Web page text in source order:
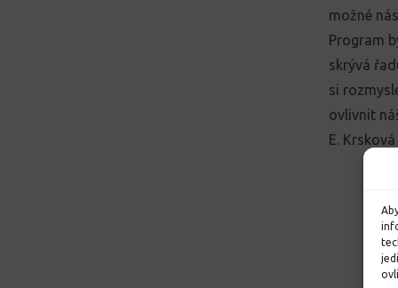
možné
Program
skrývá
si
ovlivnit
E. Krsková